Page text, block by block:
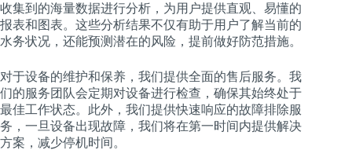
收集到的海量数据进行分析，为用户提供直观、易懂的
报表和图表。这些分析结果不仅有助于用户了解当前的
水务状况，还能预测潜在的风险，提前做好防范措施。
对于设备的维护和保养，我们提供全面的售后服务。我
们的服务团队会定期对设备进行检查，确保其始终处于
最佳工作状态。此外，我们提供快速响应的故障排除服
务，一旦设备出现故障，我们将在第一时间内提供解决
方案，减少停机时间。